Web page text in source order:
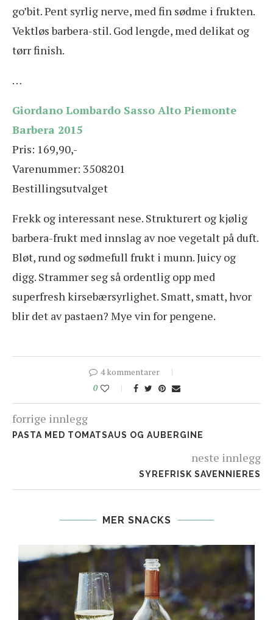
go’bit. Pent syrlig nerve, med fin sødme i frukten.
Vektløs barbera-stil. God lengde, med delikat og
tørr finish.
…
Giordano Lombardo Sasso Alto Piemonte
Barbera 2015
Pris: 169,90,-
Varenummer: 3508201
Bestillingsutvalget
Frekk og interessant nese. Strukturert og kjølig
barbera-frukt med innslag av noe vegetalt på duft.
Bløt, rund og sødmefull frukt i munn. Juicy og
digg. Strammer seg så ordentlig opp med
superfresh kirsebærsyrlighet. Smatt, smatt, hvor
blir det av pastaen? Mye vin for pengene.
4 kommentarer
0
forrige innlegg
PASTA MED TOMATSAUS OG AUBERGINE
neste innlegg
SYREFRISK SAVENNIERES
MER SNACKS